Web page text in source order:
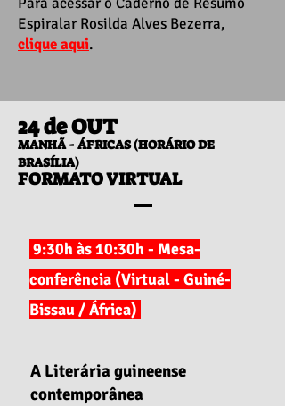
Espiralar Rosilda Alves Bezerra,
clique aqui.
24 de OUT
MANHÃ - ÁFRICAS (HORÁRIO DE
BRASÍLIA)
FORMATO VIRTUAL
9:30h às 10:30h - Mesa-
conferência (Virtual - Guiné-
Bissau / África)
A Literária guineense
contemporânea